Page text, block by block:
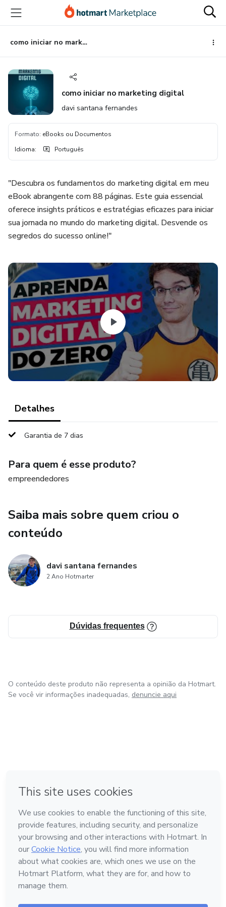
para
conteúdo
principal
para
pagamento
para
rodapé
como iniciar no marketing digital
como iniciar no marketing digital
davi santana fernandes
Formato: eBooks ou Documentos
Idioma: Português
"Descubra os fundamentos do marketing digital em meu
eBook abrangente com 88 páginas. Este guia essencial
oferece insights práticos e estratégias eficazes para iniciar
sua jornada no mundo do marketing digital. Desvende os
segredos do sucesso online!"
Detalhes
Garantia de 7 dias
Para quem é esse produto?
empreendedores
Saiba mais sobre quem criou o
conteúdo
davi santana fernandes
2 Ano Hotmarter
Dúvidas frequentes
O conteúdo deste produto não representa a opinião da Hotmart.
Se você vir informações inadequadas, denuncie aqui
Feito com ❤ na Cidade do México
Conheça a Hotmart
Idioma
Português